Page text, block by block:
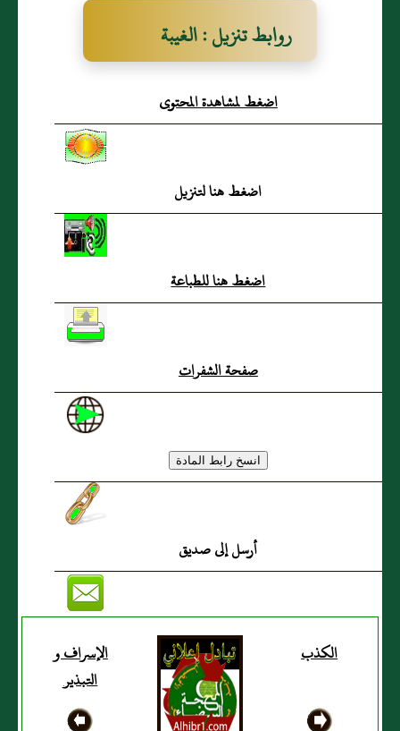
روابط تنزيل : الغيبة
اضغط لمشاهدة المحتوى
اضغط هنا لتنزيل
اضغط هنا للطباعة
صفحة الشفرات
أرسل إلى صديق
الكذب
الإسراف و
التبذير